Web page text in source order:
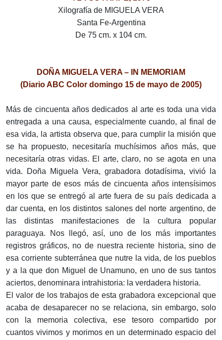
Xilografía de MIGUELA VERA
Santa Fe-Argentina
De 75 cm. x 104 cm.
DOÑA MIGUELA VERA – IN MEMORIAM
(Diario ABC Color domingo 15 de mayo de 2005)
Más de cincuenta años dedicados al arte es toda una vida
entregada a una causa, especialmente cuando, al final de
esa vida, la artista observa que, para cumplir la misión que
se ha propuesto, necesitaría muchísimos años más, que
necesitaría otras vidas. El arte, claro, no se agota en una
vida. Doña Miguela Vera, grabadora dotadísima, vivió la
mayor parte de esos más de cincuenta años intensísimos
en los que se entregó al arte fuera de su país dedicada a
dar cuenta, en los distintos salones del norte argentino, de
las distintas manifestaciones de la cultura popular
paraguaya. Nos llegó, así, uno de los más importantes
registros gráficos, no de nuestra reciente historia, sino de
esa corriente subterránea que nutre la vida, de los pueblos
y a la que don Miguel de Unamuno, en uno de sus tantos
aciertos, denominara intrahistoria: la verdadera historia.
El valor de los trabajos de esta grabadora excepcional que
acaba de desaparecer no se relaciona, sin embargo, solo
con la memoria colectiva, ese tesoro compartido por
cuantos vivimos y morimos en un determinado espacio del